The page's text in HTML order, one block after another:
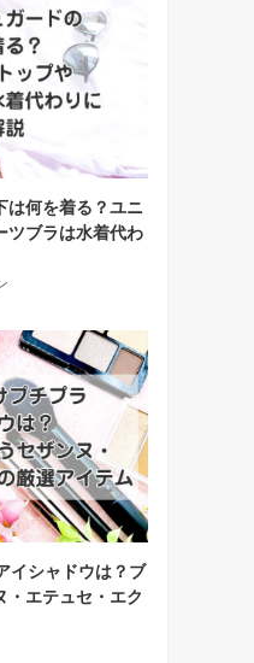
は何を着る？ユニ
ツブラは水着代わ
イシャドウは？ブ
・エテュセ・エク